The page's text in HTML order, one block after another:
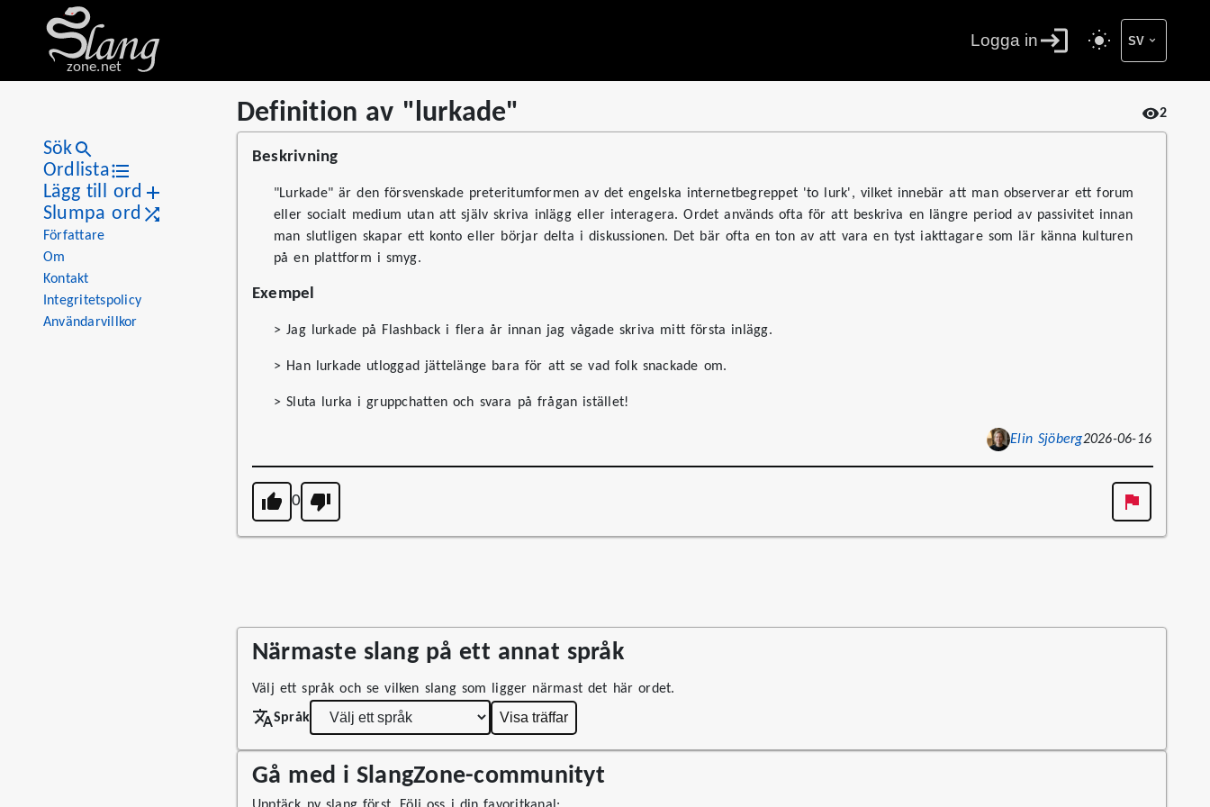
zone.net
Logga in SV
Sök
Ordlista
Lägg till ord
Slumpa ord
Författare
Om
Kontakt
Integritetspolicy
Användarvillkor
Definition av "lurkade"
2
Definition av "lurkade"
Stat
Value
Views
2
Definitions 1
First seen
2026
Beskrivning
"Lurkade" är den försvenskade preteritumformen av det engelska internetbegreppet 'to lurk', vilket innebär att man observerar ett forum
eller socialt medium utan att själv skriva inlägg eller interagera. Ordet används ofta för att beskriva en längre period av passivitet innan
man slutligen skapar ett konto eller börjar delta i diskussionen. Det bär ofta en ton av att vara en tyst iakttagare som lär känna kulturen
på en plattform i smyg.
Exempel
> Jag lurkade på Flashback i flera år innan jag vågade skriva mitt första inlägg.
> Han lurkade utloggad jättelänge bara för att se vad folk snackade om.
> Sluta lurka i gruppchatten och svara på frågan istället!
Elin Sjöberg2026-06-16
0
Närmaste slang på ett annat språk
Välj ett språk och se vilken slang som ligger närmast det här ordet.
Språk
Visa träffar
Gå med i SlangZone-communityt